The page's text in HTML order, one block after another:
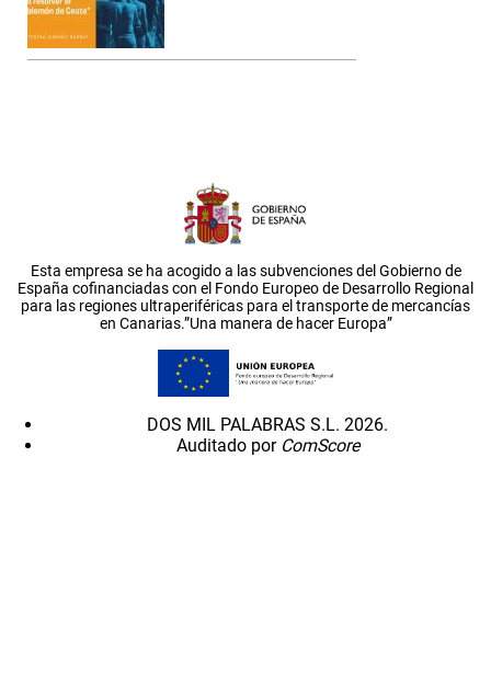
Esta empresa se ha acogido a las subvenciones del Gobierno de
España cofinanciadas con el Fondo Europeo de Desarrollo Regional
para las regiones ultraperiféricas para el transporte de mercancías
en Canarias.”Una manera de hacer Europa”
DOS MIL PALABRAS S.L. 2026.
Auditado por ComScore